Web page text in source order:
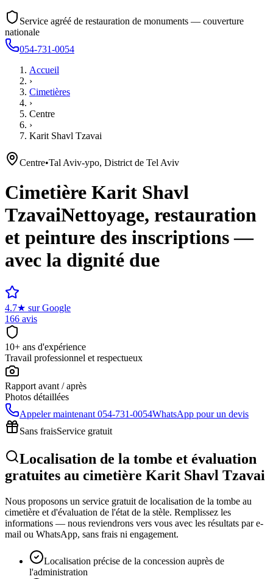
Service agréé de restauration de monuments — couverture
nationale
054-731-0054
Accueil
›
Cimetières
›
Centre
›
Karit Shavl Tzavai
Centre•Tal Aviv-ypo, District de Tel Aviv
Cimetière Karit Shavl
TzavaiNettoyage, restauration
et peinture des inscriptions —
avec la dignité due
4.7★ sur Google
166 avis
10+ ans d'expérience
Travail professionnel et respectueux
Rapport avant / après
Photos détaillées
Appeler maintenant 054-731-0054WhatsApp pour un devis
Sans fraisService gratuit
Localisation de la tombe et évaluation
gratuites au cimetière Karit Shavl Tzavai
Nous proposons un service gratuit de localisation de la tombe au
cimetière et d'évaluation de l'état de la stèle. Remplissez les
informations — nous reviendrons vers vous avec les résultats par e-
mail ou WhatsApp, sans frais ni engagement.
Localisation précise de la concession auprès de
l'administration